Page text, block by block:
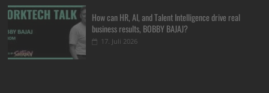
How can HR, AI, and Talent Intelligence drive real
business results, BOBBY BAJAJ?
17. Juli 2026